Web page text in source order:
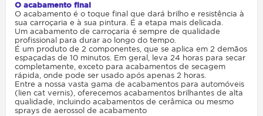
O acabamento final
O acabamento é o toque final que dará brilho e resistência à
sua carroçaria e à sua pintura. É a etapa mais delicada.
Um acabamento de carroçaria é sempre de qualidade
profissional para durar ao longo do tempo.
É um produto de 2 componentes, que se aplica em 2 demãos
espaçadas de 10 minutos. Em geral, leva 24 horas para secar
completamente, exceto para acabamentos de secagem
rápida, onde pode ser usado após apenas 2 horas.
Entre a nossa vasta gama de acabamentos para automóveis
(lien cat vernis), oferecemos acabamentos brilhantes de alta
qualidade, incluindo acabamentos de cerâmica ou mesmo
sprays de aerossol de acabamento